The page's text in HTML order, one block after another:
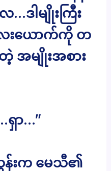
ဒါမျိုးကြီး
းယောက်ကို တ
အမျိုးအစား
ရှာ…”
ထွန်းက မေသီ၏